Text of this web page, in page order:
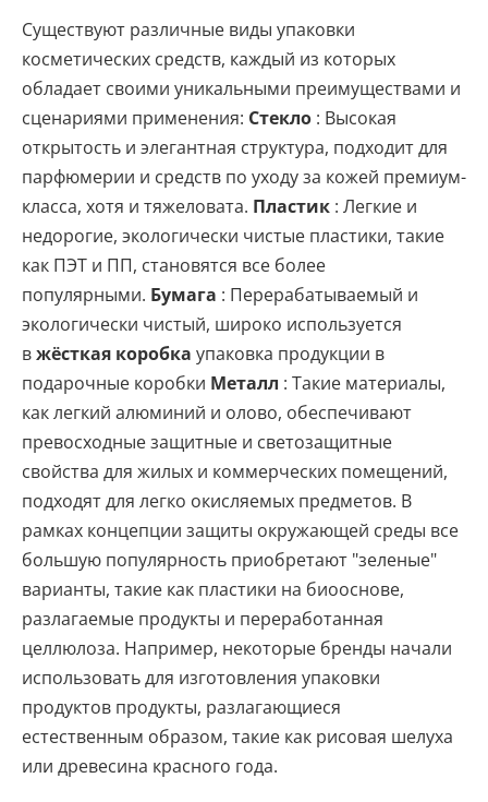
Существуют различные виды упаковки
косметических средств, каждый из которых
обладает своими уникальными преимуществами и
сценариями применения: Стекло : Высокая
открытость и элегантная структура, подходит для
парфюмерии и средств по уходу за кожей премиум-
класса, хотя и тяжеловата. Пластик : Легкие и
недорогие, экологически чистые пластики, такие
как ПЭТ и ПП, становятся все более
популярными. Бумага : Перерабатываемый и
экологически чистый, широко используется
вжёсткая коробка упаковка продукции в
подарочные коробки Металл : Такие материалы,
как легкий алюминий и олово, обеспечивают
превосходные защитные и светозащитные
свойства для жилых и коммерческих помещений,
подходят для легко окисляемых предметов. В
рамках концепции защиты окружающей среды все
большую популярность приобретают "зеленые"
варианты, такие как пластики на биооснове,
разлагаемые продукты и переработанная
целлюлоза. Например, некоторые бренды начали
использовать для изготовления упаковки
продуктов продукты, разлагающиеся
естественным образом, такие как рисовая шелуха
или древесина красного года.